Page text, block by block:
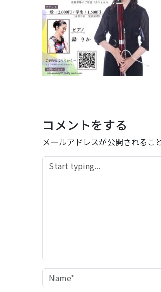
コメントをする
メールアドレスが公開されるこ